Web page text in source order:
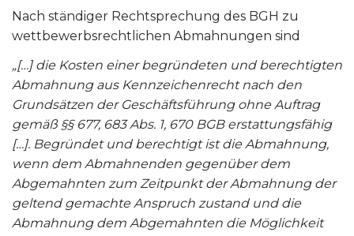
Nach ständiger Rechtsprechung des BGH zu
wettbewerbsrechtlichen Abmahnungen sind
„[…] die Kosten einer begründeten und berechtigten
Abmahnung aus Kennzeichenrecht nach den
Grundsätzen der Geschäftsführung ohne Auftrag
gemäß §§ 677, 683 Abs. 1, 670 BGB erstattungsfähig
[…]. Begründet und berechtigt ist die Abmahnung,
wenn dem Abmahnenden gegenüber dem
Abgemahnten zum Zeitpunkt der Abmahnung der
geltend gemachte Anspruch zustand und die
Abmahnung dem Abgemahnten die Möglichkeit